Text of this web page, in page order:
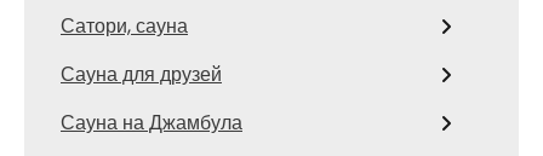
Сатори, сауна
Сауна для друзей
Сауна на Джамбула